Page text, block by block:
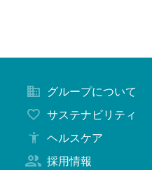
グループについて
サステナビリティ
ヘルスケア
採用情報